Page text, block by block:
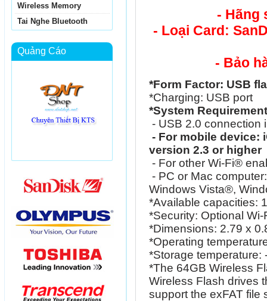
- Hãng
- Loại Card:
- Bảo
*Form Factor: USB
*Charging: USB port
*System
- USB 2.0 connection
- For mobile device:
version 2.3 or higher
- For other Wi-Fi®
- PC or Mac
Windows Vista®,
*Available capacities:
*Security: Optional
*Dimensions: 2.79 x
*Operating
*Storage temperature:
*The 64GB Wireless
Wireless Flash drives
support the exFAT file
Wireless Memory
Tai Nghe Bluetooth
Quảng Cáo